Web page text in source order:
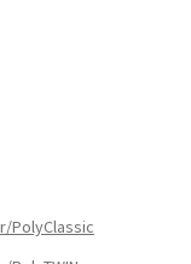
PolyClassic